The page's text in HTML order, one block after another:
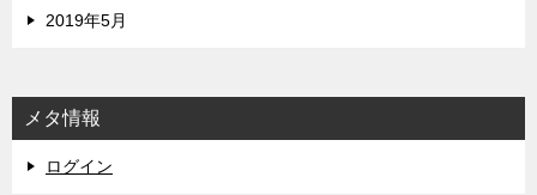
2019年5月
メタ情報
ログイン